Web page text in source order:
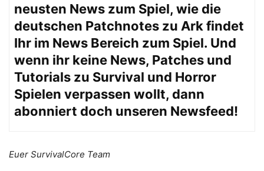
neusten News zum Spiel, wie die
deutschen Patchnotes zu Ark findet
Ihr im News Bereich zum Spiel. Und
wenn ihr keine News, Patches und
Tutorials zu Survival und Horror
Spielen verpassen wollt, dann
abonniert doch unseren Newsfeed!
Euer SurvivalCore Team